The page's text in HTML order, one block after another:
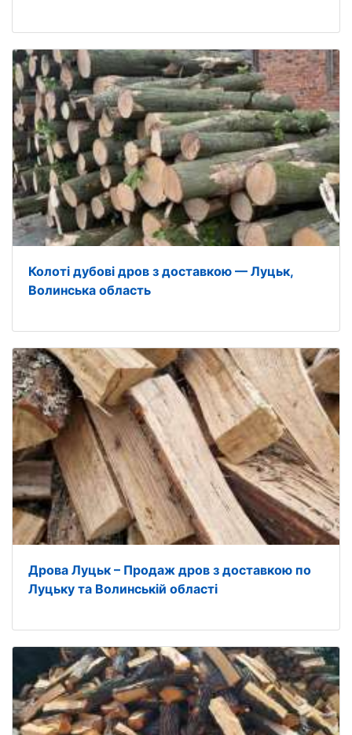
Колоті дубові дров з доставкою — Луцьк,
Волинська область
Дрова Луцьк – Продаж дров з доставкою по
Луцьку та Волинській області